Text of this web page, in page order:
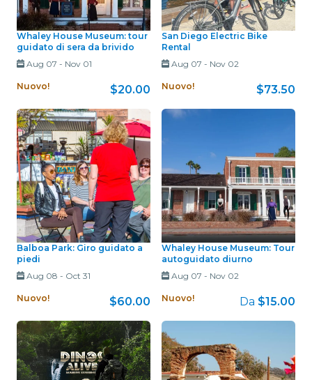
Whaley House Museum: tour
guidato di sera da brivido
Aug 07 - Nov 01
Nuovo! $20.00
San Diego Electric Bike
Rental
Aug 07 - Nov 02
Nuovo! $73.50
Balboa Park: Giro guidato a
piedi
Aug 08 - Oct 31
Nuovo! $60.00
Whaley House Museum: Tour
autoguidato diurno
Aug 07 - Nov 02
Nuovo! Da $15.00